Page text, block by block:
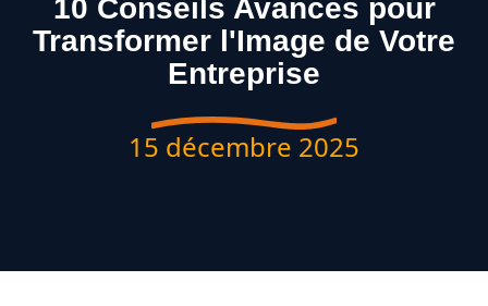
10 Conseils Avancés pour
Transformer l'Image de Votre
Entreprise
15 décembre 2025